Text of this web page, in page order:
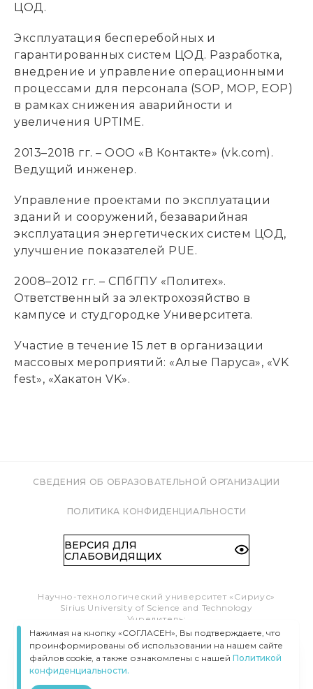
ЦОД.
Эксплуатация бесперебойных и
гарантированных систем ЦОД. Разработка,
внедрение и управление операционными
процессами для персонала (SOP, MOP, EOP)
в рамках снижения аварийности и
увеличения UPTIME.
2013–2018 гг. – ООО «В Контакте» (vk.com).
Ведущий инженер.
Управление проектами по эксплуатации
зданий и сооружений, безаварийная
эксплуатация энергетических систем ЦОД,
улучшение показателей PUE.
2008–2012 гг. – СПбГПУ «Политех».
Ответственный за электрохозяйство в
кампусе и студгородке Университета.
Участие в течение 15 лет в организации
массовых мероприятий: «Алые Паруса», «VK
fest», «Хакатон VK».
СВЕДЕНИЯ ОБ ОБРАЗОВАТЕЛЬНОЙ ОРГАНИЗАЦИИ
ПОЛИТИКА КОНФИДЕНЦИАЛЬНОСТИ
ВЕРСИЯ ДЛЯ
СЛАБОВИДЯЩИХ
Научно-технологический университет «Сириус»
Sirius University of Science and Technology
Учредитель:
Образовательный Фонд «Талант и успех»
Федеральная территория «Сириус»,
Тел.:8 (800) 100 41 55
info@siriusuniversity.ru
Нажимая на кнопку «СОГЛАСЕН», Вы подтверждаете, что
проинформированы об использовании на нашем сайте
файлов cookie, а также ознакомлены с нашей Политикой
конфиденциальности.